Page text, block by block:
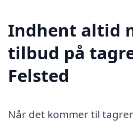
Indhent altid
tilbud på
Felsted
Når det kommer til